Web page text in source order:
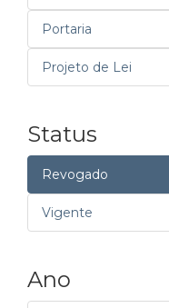
Portaria
Projeto de Lei
Status
Revogado
Vigente
Ano